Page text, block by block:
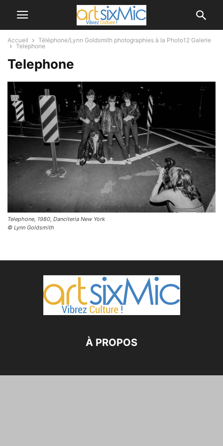
Accueil
Téléphone/Lynn Goldsmith photographies à la Photo12 Galerie
Telephone
Telephone
Telephone, 1980, Danciteria New York
© Lynn Goldsmith
À PROPOS